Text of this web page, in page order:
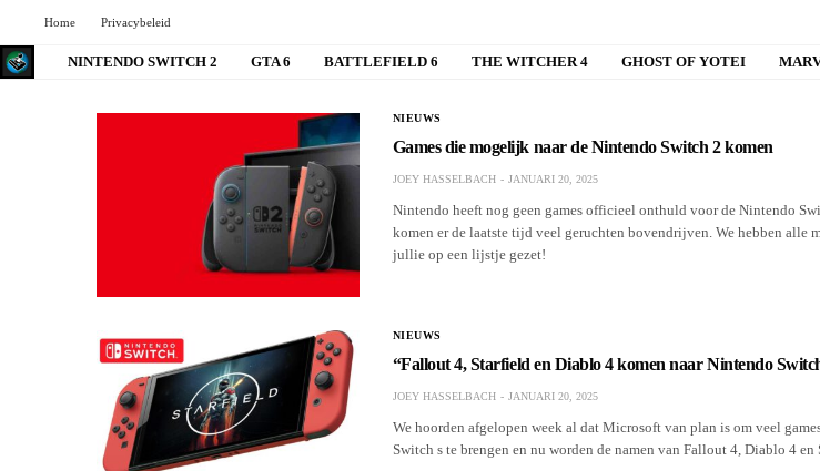
Home Privacybeleid
NINTENDO SWITCH 2 GTA 6 BATTLEFIELD 6 THE WITCHER 4 GHOST OF YOTEI
NIEUWS
Games die mogelijk naar de Nintendo Switch 2 komen
JOEY HASSELBACH JANUARI 20, 2025
Nintendo heeft nog geen games officieel onthuld voor de Nintendo
komen er de laatste tijd veel geruchten bovendrijven. We hebben alle
jullie op een lijstje gezet!
NIEUWS
“Fallout 4, Starfield en Diablo 4 komen naar Nintendo
JOEY HASSELBACH JANUARI 20, 2025
We hoorden afgelopen week al dat Microsoft van plan is om veel
Switch s te brengen en nu worden de namen van Fallout 4, Diablo 4 en